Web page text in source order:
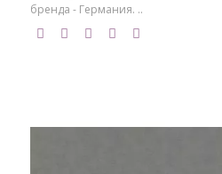
бренда - Германия. ..